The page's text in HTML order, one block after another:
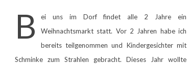
B
ei uns im Dorf findet alle 2 Jahre ein
Weihnachtsmarkt statt. Vor 2 Jahren habe ich
bereits teilgenommen und Kindergesichter mit
Schminke zum Strahlen gebracht. Dieses Jahr wollte